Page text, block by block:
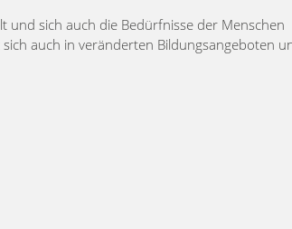
und sich auch die Bedürfnisse der Menschen
auch in veränderten Bildungsangeboten